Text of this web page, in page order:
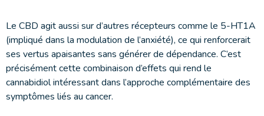
Le CBD agit aussi sur d’autres récepteurs comme le 5-HT1A
(impliqué dans la modulation de l’anxiété), ce qui renforcerait
ses vertus apaisantes sans générer de dépendance. C’est
précisément cette combinaison d’effets qui rend le
cannabidiol intéressant dans l’approche complémentaire des
symptômes liés au cancer.